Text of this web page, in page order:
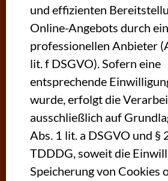
und effizienten
Online-Angebots durch
professionellen Anbieter
lit. f DSGVO). Sofern eine
entsprechende
wurde, erfolgt die
ausschließlich auf
Abs. 1 lit. a DSGVO und §
TDDDG, soweit die
Speicherung von Cookies